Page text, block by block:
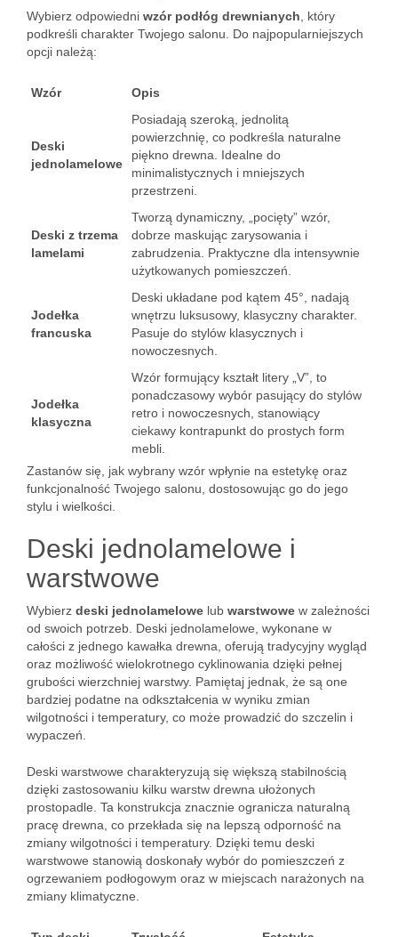
Wybierz odpowiedni wzór podłóg drewnianych , który
podkreśli charakter Twojego salonu. Do najpopularniejszych
opcji należą:
Wzór Opis
Deski
jednolamelowe
Posiadają szeroką, jednolitą
powierzchnię, co podkreśla naturalne
piękno drewna. Idealne do
minimalistycznych i mniejszych
przestrzeni.
Deski z trzema
lamelami
Tworzą dynamiczny, „pocięty” wzór,
dobrze maskując zarysowania i
zabrudzenia. Praktyczne dla intensywnie
użytkowanych pomieszczeń.
Jodełka
francuska
Deski układane pod kątem 45°, nadają
wnętrzu luksusowy, klasyczny charakter.
Pasuje do stylów klasycznych i
nowoczesnych.
Jodełka
klasyczna
Wzór formujący kształt litery „V”, to
ponadczasowy wybór pasujący do stylów
retro i nowoczesnych, stanowiący
ciekawy kontrapunkt do prostych form
mebli.
Zastanów się, jak wybrany wzór wpłynie na estetykę oraz
funkcjonalność Twojego salonu, dostosowując go do jego
stylu i wielkości.
Deski jednolamelowe i
warstwowe
Wybierz deski jednolamelowe lub warstwowe w zależności
od swoich potrzeb. Deski jednolamelowe, wykonane w
całości z jednego kawałka drewna, oferują tradycyjny wygląd
oraz możliwość wielokrotnego cyklinowania dzięki pełnej
grubości wierzchniej warstwy. Pamiętaj jednak, że są one
bardziej podatne na odkształcenia w wyniku zmian
wilgotności i temperatury, co może prowadzić do szczelin i
wypaczeń.
Deski warstwowe charakteryzują się większą stabilnością
dzięki zastosowaniu kilku warstw drewna ułożonych
prostopadle. Ta konstrukcja znacznie ogranicza naturalną
pracę drewna, co przekłada się na lepszą odporność na
zmiany wilgotności i temperatury. Dzięki temu deski
warstwowe stanowią doskonały wybór do pomieszczeń z
ogrzewaniem podłogowym oraz w miejscach narażonych na
zmiany klimatyczne.